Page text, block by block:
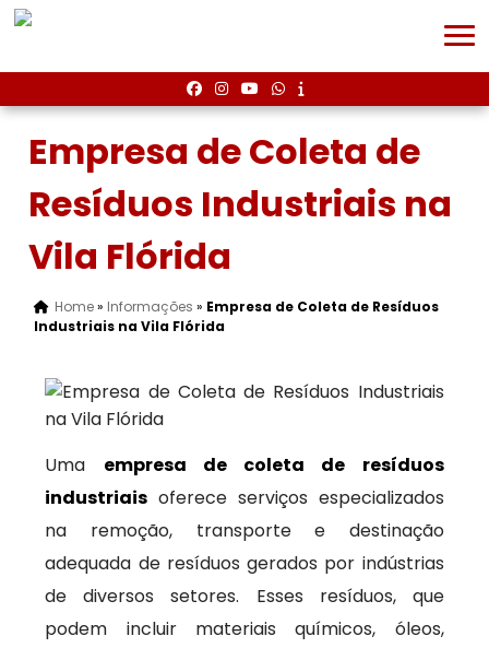
Empresa de Coleta de
Resíduos Industriais na
Vila Flórida
Home» Informações » Empresa de Coleta de Resíduos
Industriais na Vila Flórida
Uma empresa de coleta de resíduos
industriais oferece serviços especializados
na remoção, transporte e destinação
adequada de resíduos gerados por indústrias
de diversos setores. Esses resíduos, que
podem incluir materiais químicos, óleos,